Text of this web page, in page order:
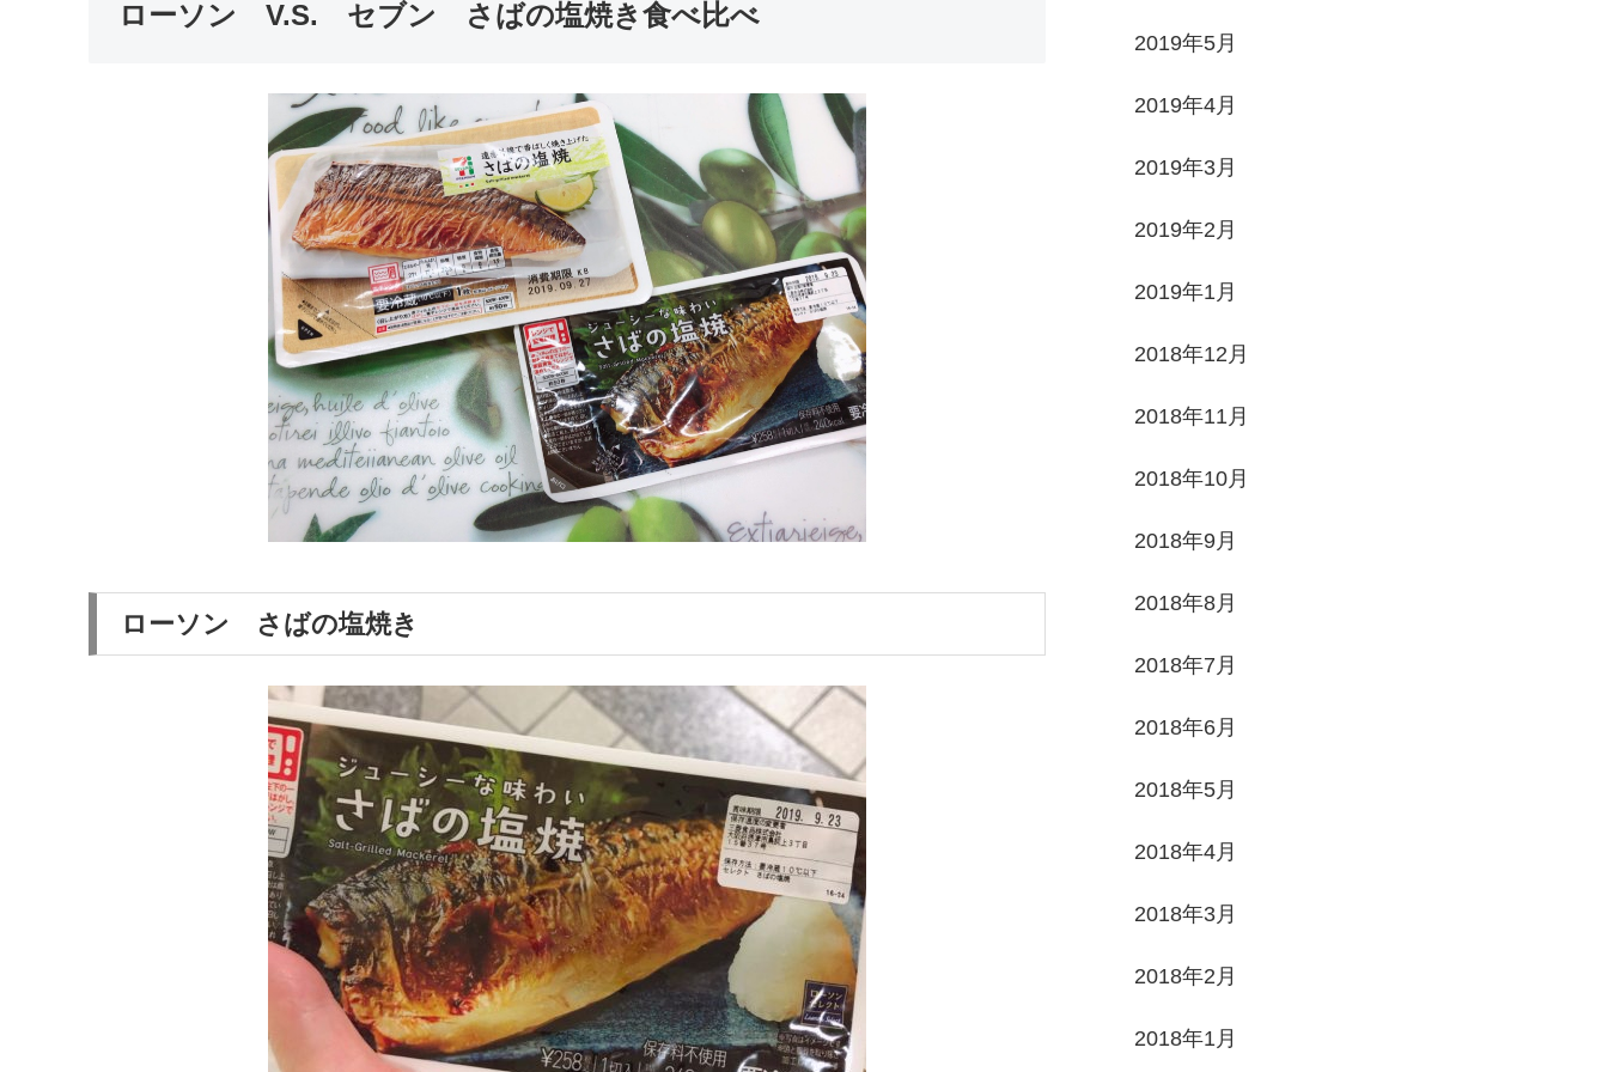
ローソン V.S. セブン さばの塩焼き食べ比べ
ローソン さばの塩焼き
2019年5月
2019年4月
2019年3月
2019年2月
2019年1月
2018年12月
2018年11月
2018年10月
2018年9月
2018年8月
2018年7月
2018年6月
2018年5月
2018年4月
2018年3月
2018年2月
2018年1月